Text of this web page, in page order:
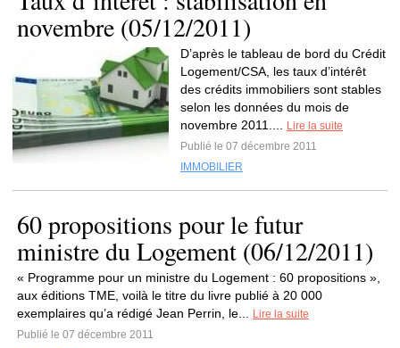
novembre (05/12/2011)
D’après le tableau de bord du Crédit
Logement/CSA, les taux d’intérêt
des crédits immobiliers sont stables
selon les données du mois de
novembre 2011....
Lire la suite
Publié le 07 décembre 2011
IMMOBILIER
60 propositions pour le futur
ministre du Logement (06/12/2011)
« Programme pour un ministre du Logement : 60 propositions »,
aux éditions TME, voilà le titre du livre publié à 20 000
exemplaires qu’a rédigé Jean Perrin, le...
Lire la suite
Publié le 07 décembre 2011